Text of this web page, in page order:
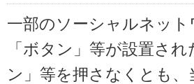
一部のソーシャルネッ
「ボタン」等が設置さ
ン」等を押さなくとも